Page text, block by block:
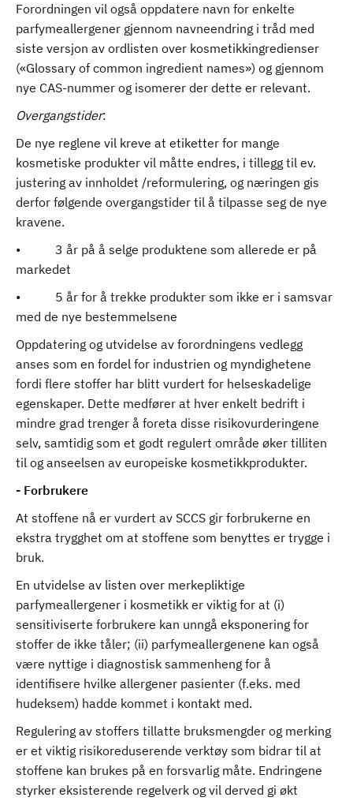
Forordningen vil også oppdatere navn for enkelte
parfymeallergener gjennom navneendring i tråd med
siste versjon av ordlisten over kosmetikkingredienser
(«Glossary of common ingredient names») og gjennom
nye CAS-nummer og isomerer der dette er relevant.
Overgangstider:
De nye reglene vil kreve at etiketter for mange
kosmetiske produkter vil måtte endres, i tillegg til ev.
justering av innholdet /reformulering, og næringen gis
derfor følgende overgangstider til å tilpasse seg de nye
kravene.
• 3 år på å selge produktene som allerede er på
markedet
• 5 år for å trekke produkter som ikke er i samsvar
med de nye bestemmelsene
Oppdatering og utvidelse av forordningens vedlegg
anses som en fordel for industrien og myndighetene
fordi flere stoffer har blitt vurdert for helseskadelige
egenskaper. Dette medfører at hver enkelt bedrift i
mindre grad trenger å foreta disse risikovurderingene
selv, samtidig som et godt regulert område øker tilliten
til og anseelsen av europeiske kosmetikkprodukter.
- Forbrukere
At stoffene nå er vurdert av SCCS gir forbrukerne en
ekstra trygghet om at stoffene som benyttes er trygge i
bruk.
En utvidelse av listen over merkepliktige
parfymeallergener i kosmetikk er viktig for at (i)
sensitiviserte forbrukere kan unngå eksponering for
stoffer de ikke tåler; (ii) parfymeallergenene kan også
være nyttige i diagnostisk sammenheng for å
identifisere hvilke allergener pasienter (f.eks. med
hudeksem) hadde kommet i kontakt med.
Regulering av stoffers tillatte bruksmengder og merking
er et viktig risikoreduserende verktøy som bidrar til at
stoffene kan brukes på en forsvarlig måte. Endringene
styrker eksisterende regelverk og vil derved gi økt